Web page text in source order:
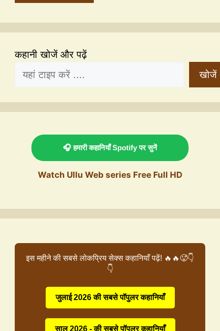
कहानी खोजें और पढ़ें
खोजें
🎧 हमारी कहानियाँ Spotify पर सुनें
Watch Ullu Web series Free Full HD
इस महीने की सबसे लोकप्रिय सेक्स कहानियाँ पढ़ें! 🔥🔥🥵👇
👇
जुलाई 2026 की सबसे पॉपुलर कहानियाँ
साल 2026 - की सबसे पॉपुलर कहानियाँ